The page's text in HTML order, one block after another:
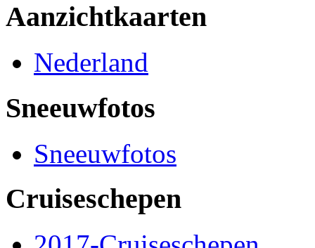
Aanzichtkaarten
Nederland
Sneeuwfotos
Sneeuwfotos
Cruiseschepen